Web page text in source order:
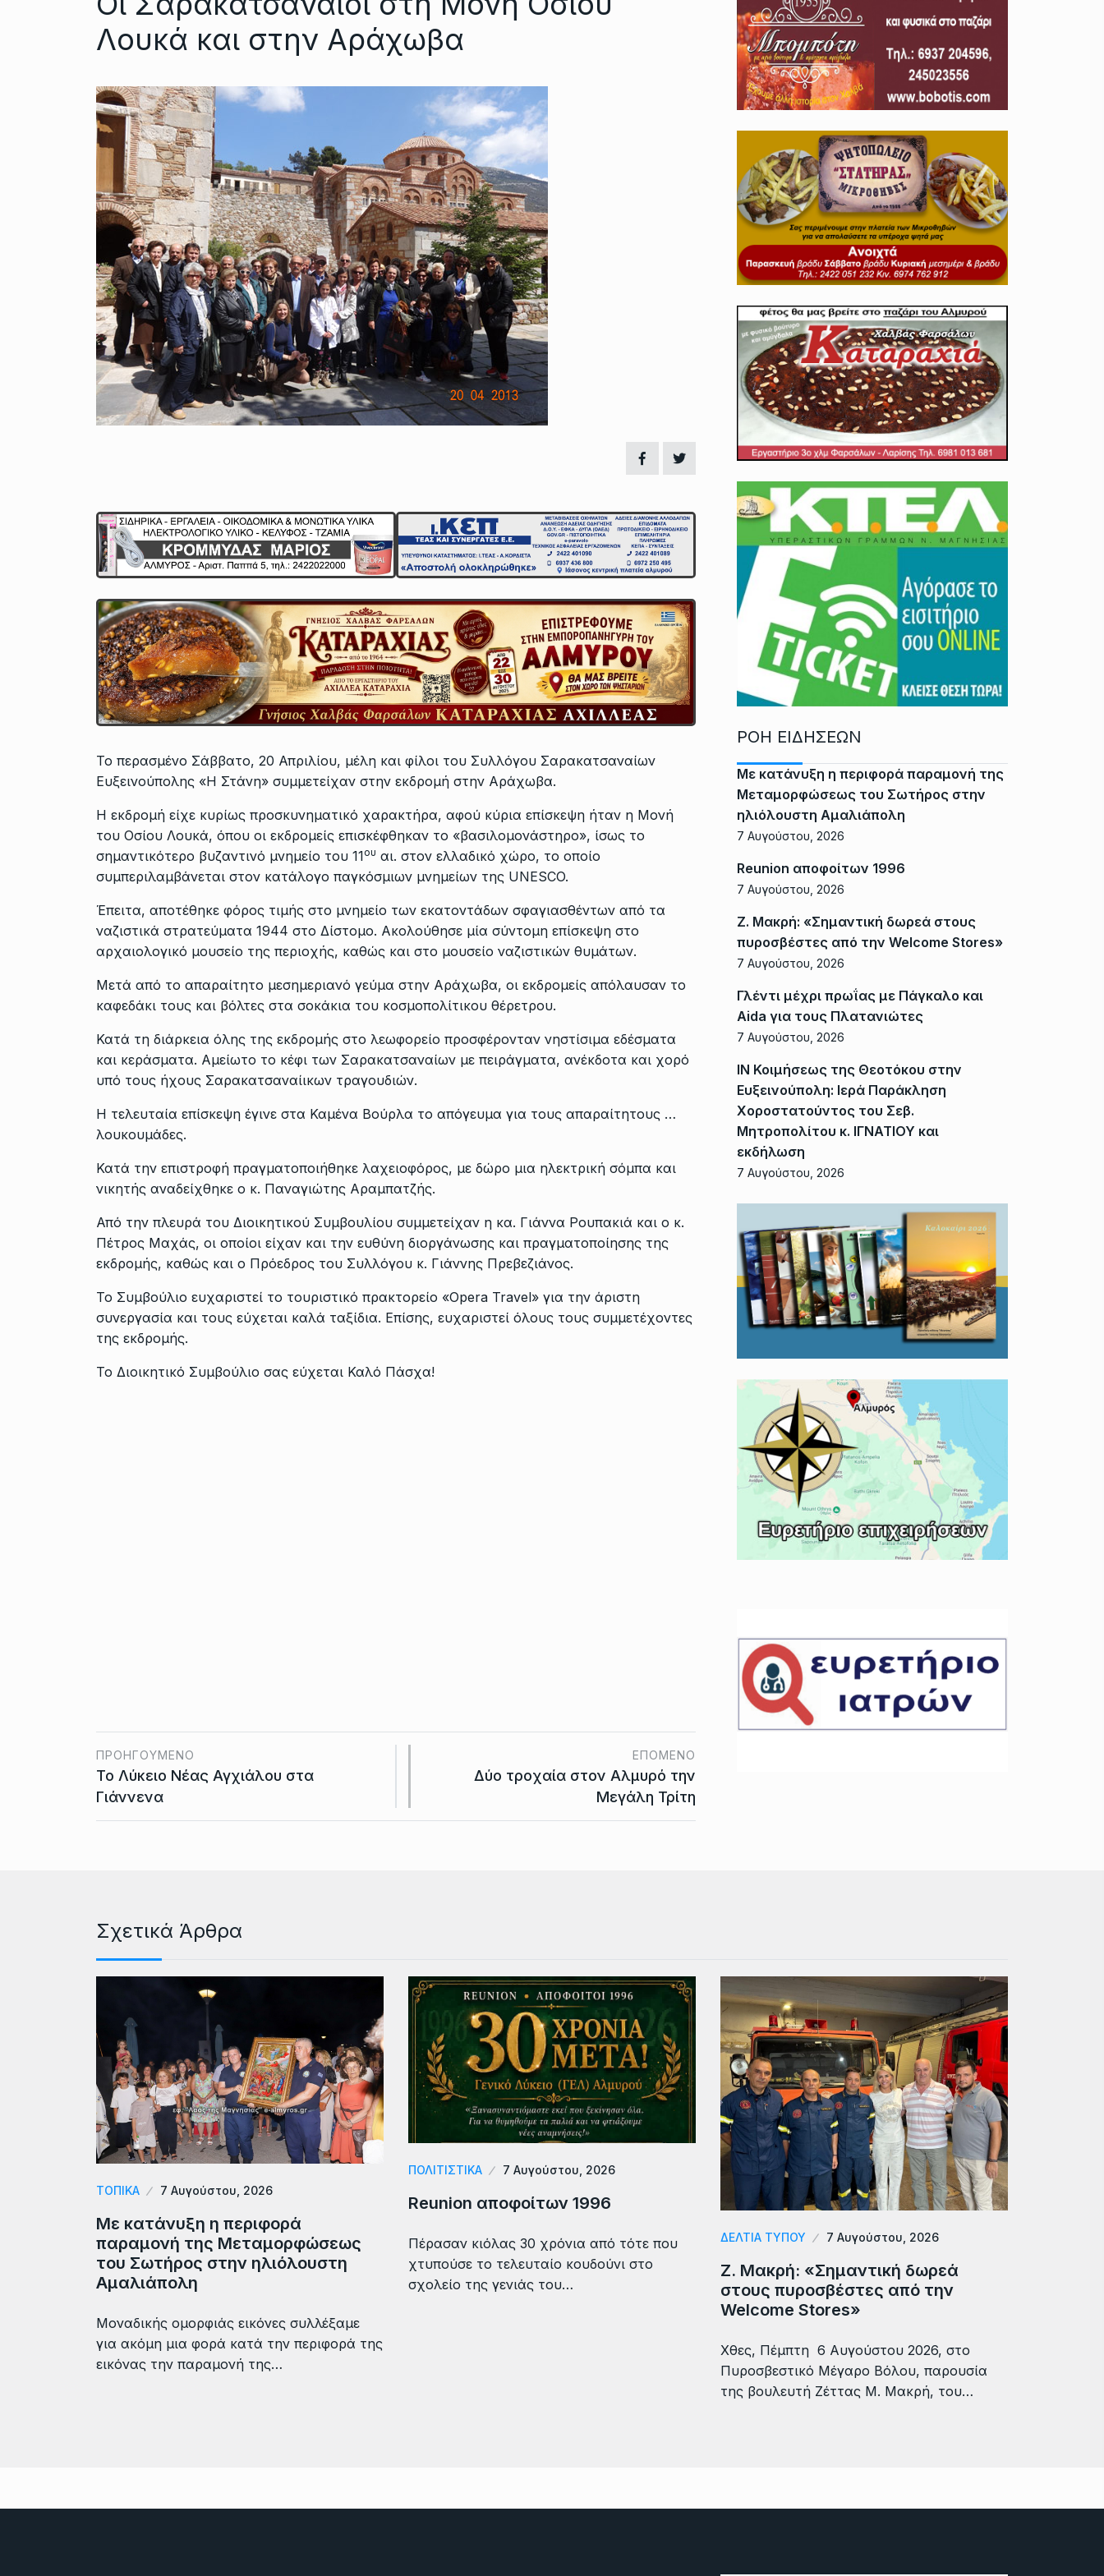
Λουκά και στην Αράχωβα
Το περασμένο Σάββατο, 20 Απριλίου, μέλη και φίλοι του Συλλόγου Σαρακατσαναίων
Ευξεινούπολης «Η Στάνη» συμμετείχαν στην εκδρομή στην Αράχωβα.
Η εκδρομή είχε κυρίως προσκυνηματικό χαρακτήρα, αφού κύρια επίσκεψη ήταν η Μονή
του Οσίου Λουκά, όπου οι εκδρομείς επισκέφθηκαν το «βασιλομονάστηρο», ίσως το
σημαντικότερο βυζαντινό μνημείο του 11ου αι. στον ελλαδικό χώρο, το οποίο
συμπεριλαμβάνεται στον κατάλογο παγκόσμιων μνημείων της UNESCO.
Έπειτα, αποτέθηκε φόρος τιμής στο μνημείο των εκατοντάδων σφαγιασθέντων από τα
ναζιστικά στρατεύματα 1944 στο Δίστομο. Ακολούθησε μία σύντομη επίσκεψη στο
αρχαιολογικό μουσείο της περιοχής, καθώς και στο μουσείο ναζιστικών θυμάτων.
Μετά από το απαραίτητο μεσημεριανό γεύμα στην Αράχωβα, οι εκδρομείς απόλαυσαν το
καφεδάκι τους και βόλτες στα σοκάκια του κοσμοπολίτικου θέρετρου.
Κατά τη διάρκεια όλης της εκδρομής στο λεωφορείο προσφέρονταν νηστίσιμα εδέσματα
και κεράσματα. Αμείωτο το κέφι των Σαρακατσαναίων με πειράγματα, ανέκδοτα και χορό
υπό τους ήχους Σαρακατσαναίικων τραγουδιών.
Η τελευταία επίσκεψη έγινε στα Καμένα Βούρλα το απόγευμα για τους απαραίτητους …
λουκουμάδες.
Κατά την επιστροφή πραγματοποιήθηκε λαχειοφόρος, με δώρο μια ηλεκτρική σόμπα και
νικητής αναδείχθηκε ο κ. Παναγιώτης Αραμπατζής.
Από την πλευρά του Διοικητικού Συμβουλίου συμμετείχαν η κα. Γιάννα Ρουπακιά και ο κ.
Πέτρος Μαχάς, οι οποίοι είχαν και την ευθύνη διοργάνωσης και πραγματοποίησης της
εκδρομής, καθώς και ο Πρόεδρος του Συλλόγου κ. Γιάννης Πρεβεζιάνος.
Το Συμβούλιο ευχαριστεί το τουριστικό πρακτορείο «Opera Travel» για την άριστη
συνεργασία και τους εύχεται καλά ταξίδια. Επίσης, ευχαριστεί όλους τους συμμετέχοντες
της εκδρομής.
Το Διοικητικό Συμβούλιο σας εύχεται Καλό Πάσχα!
ΠΡΟΗΓΟΎΜΕΝΟ
Το Λύκειο Νέας Αγχιάλου στα
Γιάννενα
ΕΠΌΜΕΝΟ
Δύο τροχαία στον Αλμυρό την
Μεγάλη Τρίτη
ΡΟΗ ΕΙΔΗΣΕΩΝ
Με κατάνυξη η περιφορά παραμονή της
Μεταμορφώσεως του Σωτήρος στην
ηλιόλουστη Αμαλιάπολη
7 Αυγούστου, 2026
Reunion αποφοίτων 1996
7 Αυγούστου, 2026
Ζ. Μακρή: «Σημαντική δωρεά στους
πυροσβέστες από την Welcome Stores»
7 Αυγούστου, 2026
Γλέντι μέχρι πρωΐας με Πάγκαλο και
Aida για τους Πλατανιώτες
7 Αυγούστου, 2026
ΙΝ Κοιμήσεως της Θεοτόκου στην
Ευξεινούπολη: Ιερά Παράκληση
Χοροστατούντος του Σεβ.
Μητροπολίτου κ. ΙΓΝΑΤΙΟΥ και
εκδήλωση
7 Αυγούστου, 2026
Σχετικά Άρθρα
ΤΟΠΙΚΆ 7 Αυγούστου, 2026
Με κατάνυξη η περιφορά
παραμονή της Μεταμορφώσεως
του Σωτήρος στην ηλιόλουστη
Αμαλιάπολη
Μοναδικής ομορφιάς εικόνες συλλέξαμε
για ακόμη μια φορά κατά την περιφορά της
εικόνας την παραμονή της…
ΠΟΛΙΤΙΣΤΙΚΑ 7 Αυγούστου, 2026
Reunion αποφοίτων 1996
Πέρασαν κιόλας 30 χρόνια από τότε που
χτυπούσε το τελευταίο κουδούνι στο
σχολείο της γενιάς του…
ΔΕΛΤΙΑ ΤΥΠΟΥ 7 Αυγούστου, 2026
Ζ. Μακρή: «Σημαντική δωρεά
στους πυροσβέστες από την
Welcome Stores»
Χθες, Πέμπτη 6 Αυγούστου 2026, στο
Πυροσβεστικό Μέγαρο Βόλου, παρουσία
της βουλευτή Ζέττας Μ. Μακρή, του…